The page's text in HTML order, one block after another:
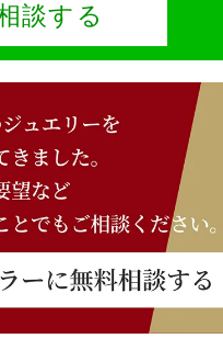
談する